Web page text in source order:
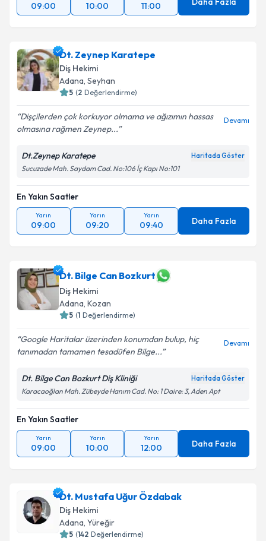
09:00 10:00 11:00
Dt. Zeynep Karatepe
Diş Hekimi
Adana, Seyhan
5 (2 Değerlendirme)
Dişçilerden çok korkuyor olmama ve ağızımın hassas
olmasına rağmen Zeynep...
Devamı
Dt.Zeynep Karatepe Haritada Göster
Sucuzade Mah. Saydam Cad. No:106 İç Kapı No:101
En Yakın Saatler
Yarın
09:00
Yarın
09:20
Yarın
09:40 Daha Fazla
Dt. Bilge Can Bozkurt
Diş Hekimi
Adana, Kozan
5 (1 Değerlendirme)
Google Haritalar üzerinden konumdan bulup, hiç
tanımadan tamamen tesadüfen Bilge...
Devamı
Dt. Bilge Can Bozkurt Diş Kliniği Haritada Göster
Karacaoğlan Mah. Zübeyde Hanım Cad. No: 1 Daire: 3, Aden Apt
En Yakın Saatler
Yarın
09:00
Yarın
10:00
Yarın
12:00 Daha Fazla
Dt. Mustafa Uğur Özdabak
Diş Hekimi
Adana, Yüreğir
5 (142 Değerlendirme)